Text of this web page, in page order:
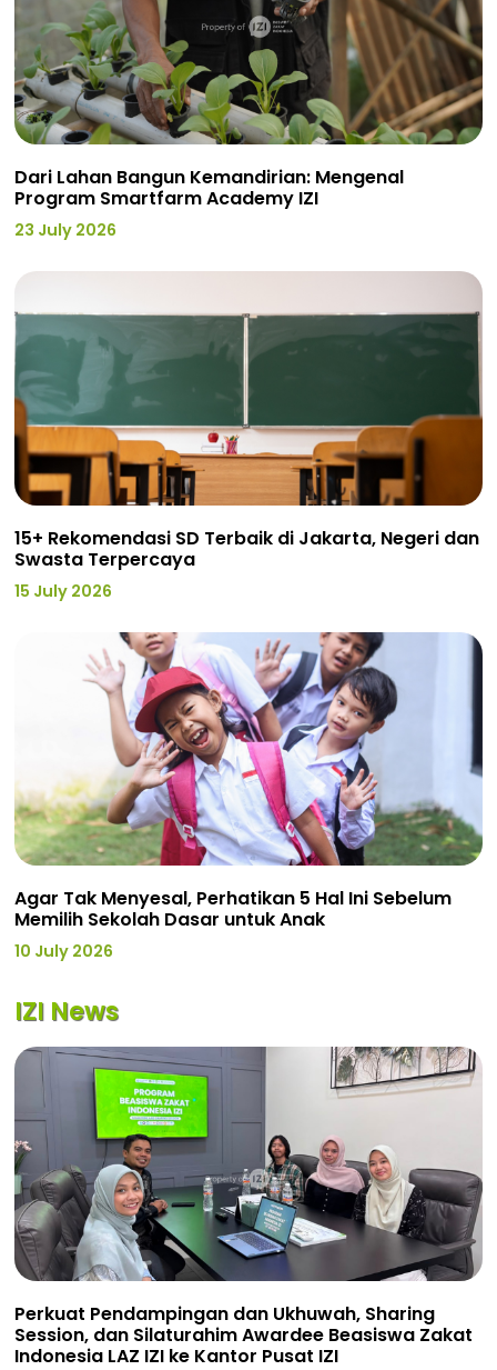
Dari Lahan Bangun Kemandirian: Mengenal
Program Smartfarm Academy IZI
23 July 2026
15+ Rekomendasi SD Terbaik di Jakarta, Negeri dan
Swasta Terpercaya
15 July 2026
Agar Tak Menyesal, Perhatikan 5 Hal Ini Sebelum
Memilih Sekolah Dasar untuk Anak
10 July 2026
IZI News
Perkuat Pendampingan dan Ukhuwah, Sharing
Session, dan Silaturahim Awardee Beasiswa Zakat
Indonesia LAZ IZI ke Kantor Pusat IZI